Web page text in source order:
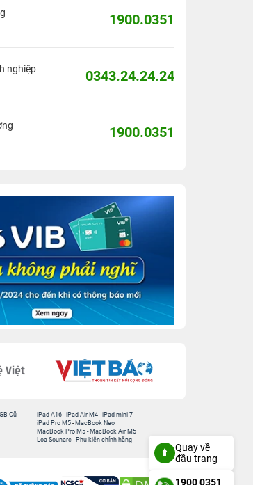
1900.0351
nghiệp
0343.24.24.24
1900.0351
Cũ
iPad A16 -iPad Air M4 -iPad mini 7
iPad Pro M5 - MacBook Neo
MacBook Pro M5 - MacBook Air M5
Loa Sounarc - Phụ kiện chính hãng
Quay về
đầu trang
1900 0351